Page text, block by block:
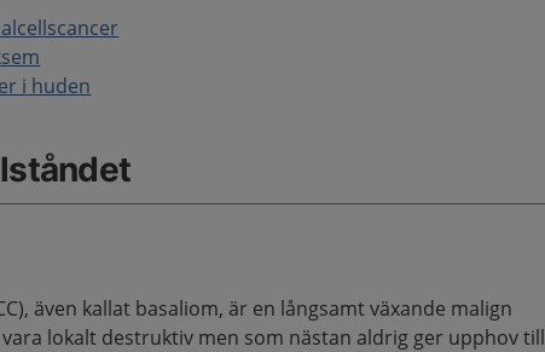
i huden
även kallat basaliom, är en långsamt växande malign
lokalt destruktiv men som nästan aldrig ger upphov till